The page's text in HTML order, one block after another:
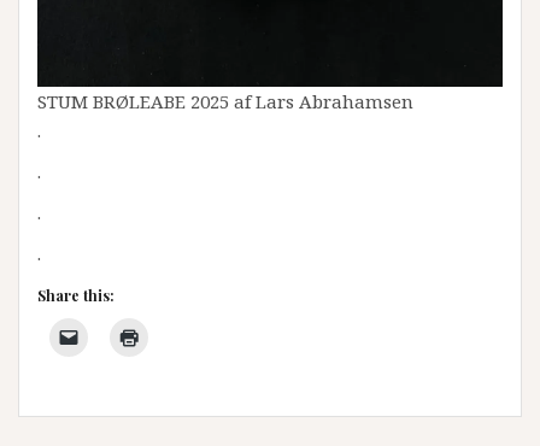
STUM BRØLEABE 2025 af Lars Abrahamsen
.
.
.
.
Share this: